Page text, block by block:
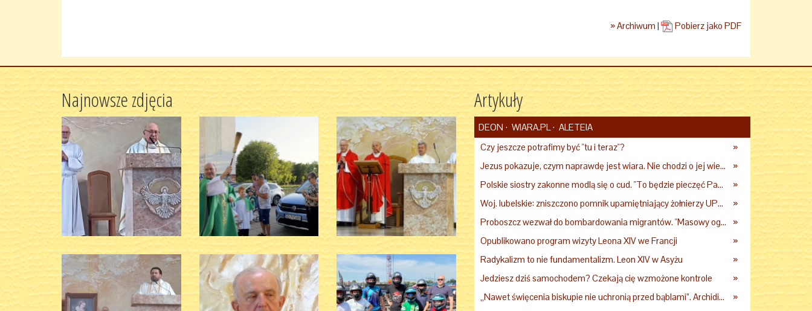
» Archiwum | Pobierz jako PDF
Najnowsze zdjęcia Artykuły
DEON WIARA.PL
ALETEIA
»
Czy jeszcze potrafimy być "tu i teraz"?
»
Jezus pokazuje, czym naprawdę jest wiara. Nie chodzi o jej wielkość
»
Polskie siostry zakonne modlą się o cud. "To będzie pieczęć Pana Boga dla naszej wiary"
»
Woj. lubelskie: zniszczono pomnik upamiętniający żołnierzy UPA. Ambasada Ukrainy reaguje
»
Proboszcz wezwał do bombardowania migrantów. "Masowy ogień przeciwko najeźdźcom!"
»
Opublikowano program wizyty Leona XIV we Francji
»
Radykalizm to nie fundamentalizm. Leon XIV w Asyżu
»
Jedziesz dziś samochodem? Czekają cię wzmożone kontrole
»
„Nawet święcenia biskupie nie uchronią przed bąblami”. Archidiecezja pokazała nagranie z pielgrzymki